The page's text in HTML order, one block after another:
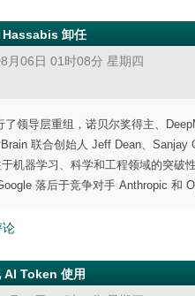
卸任
月06日 01时08分 星期四
领导层重组，诺贝尔奖得主、
联合创始人 Jeff Dean、
机器学习、科学和工程领域的突
落后于竞争对手 Anthropic 和
论
AI Token 使用